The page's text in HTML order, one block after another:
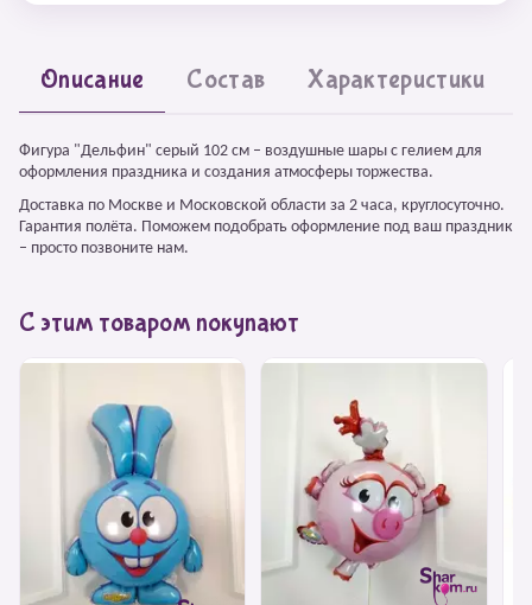
Описание Состав Характеристики
Фигура "Дельфин" серый 102 см – воздушные шары с гелием для
оформления праздника и создания атмосферы торжества.
Доставка по Москве и Московской области за 2 часа, круглосуточно.
Гарантия полёта. Поможем подобрать оформление под ваш праздник
– просто позвоните нам.
С этим товаром покупают